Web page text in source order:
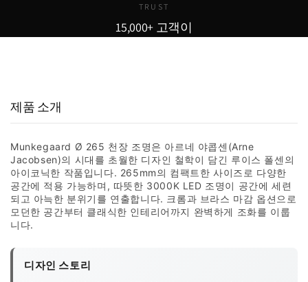
TRUST
15,000+ 고객이
선택한 이유
제품 소개
Munkegaard Ø 265 천장 조명은 아르네 야콥센(Arne
Jacobsen)의 시대를 초월한 디자인 철학이 담긴 루이스 폴센의
아이코닉한 작품입니다. 265mm의 컴팩트한 사이즈로 다양한
공간에 적용 가능하며, 따뜻한 3000K LED 조명이 공간에 세련
되고 아늑한 분위기를 연출합니다. 크롬과 브라스 마감 옵션으로
모던한 공간부터 클래식한 인테리어까지 완벽하게 조화를 이룹
니다.
디자인 스토리